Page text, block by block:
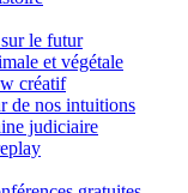
le futur
et végétale
créatif
de nos intuitions
judiciaire